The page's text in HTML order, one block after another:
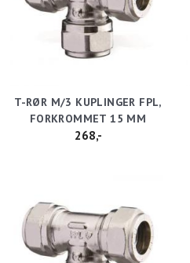
T-RØR M/3 KUPLINGER FPL,
FORKROMMET 15 MM
268,-